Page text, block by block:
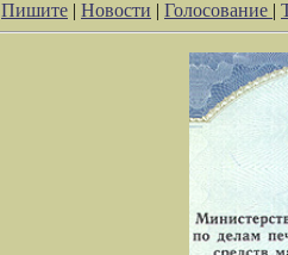
Пишите | Новости | Голосование |